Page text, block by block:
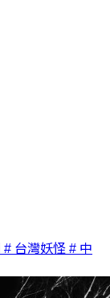
# 台灣妖怪 # 中